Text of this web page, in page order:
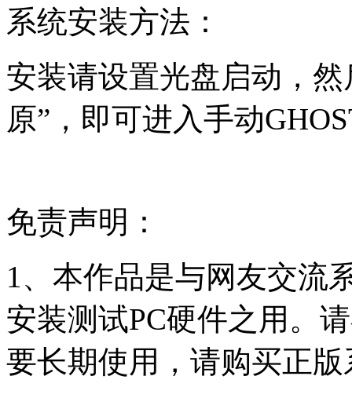
系统安装方法：
安装请设置光盘启动，然
原”，即可进入手动
免责声明：
1、本作品是与网友交流
安装测试PC硬件之用。
要长期使用，请购买正